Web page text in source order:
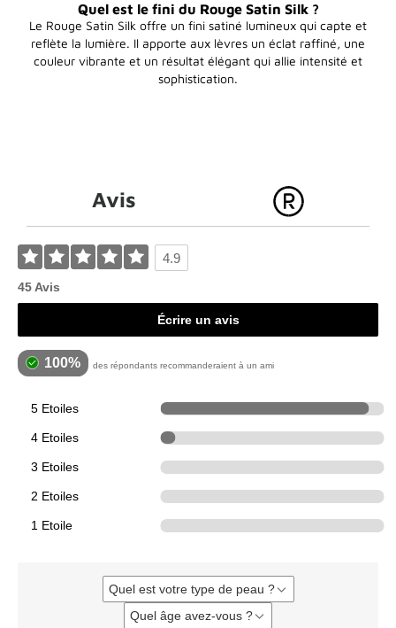
Quel est le fini du Rouge Satin Silk ?
Le Rouge Satin Silk offre un fini satiné lumineux qui capte et
reflète la lumière. Il apporte aux lèvres un éclat raffiné, une
couleur vibrante et un résultat élégant qui allie intensité et
sophistication.
Avis
4.9
45 Avis
Écrire un avis
100% des répondants recommanderaient à un ami
5 Etoiles
4 Etoiles
3 Etoiles
2 Etoiles
1 Etoile
Quel est votre type de peau ?
Français
Quel âge avez-vous ?
Français